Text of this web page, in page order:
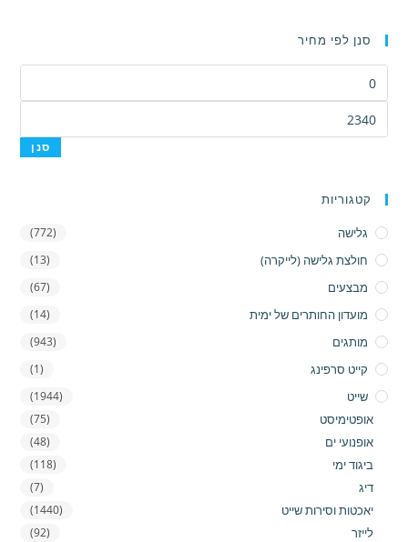
סנן לפי מחיר
מינימלי
מקסימלי
סנן
קטגוריות
גלישה (772)
חולצת גלישה (לייקרה) (13)
מבצעים (67)
מועדון החותרים של ימית (14)
מותגים (943)
קייט סרפינג (1)
שייט (1944)
אופטימיסט (75)
אופנועי ים (48)
ביגוד ימי (118)
דיג (7)
יאכטות וסירות שייט (1440)
לייזר (92)